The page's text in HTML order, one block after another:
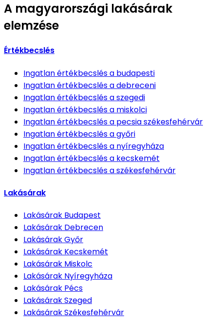
A magyarországi lakásárak
elemzése
Értékbecslés
Ingatlan értékbecslésa budapesti
Ingatlan értékbecslésa debreceni
Ingatlan értékbecslésa szegedi
Ingatlan értékbecslésa miskolci
Ingatlan értékbecslésa pecsia székesfehérvár
Ingatlan értékbecslésa győri
Ingatlan értékbecslésa nyíregyháza
Ingatlan értékbecslésa kecskemét
Ingatlan értékbecslésa székesfehérvár
Lakásárak
Lakásárak Budapest
Lakásárak Debrecen
LakásárakGyőr
Lakásárak Kecskemét
Lakásárak Miskolc
Lakásárak Nyíregyháza
Lakásárak Pécs
LakásárakSzeged
LakásárakSzékesfehérvár